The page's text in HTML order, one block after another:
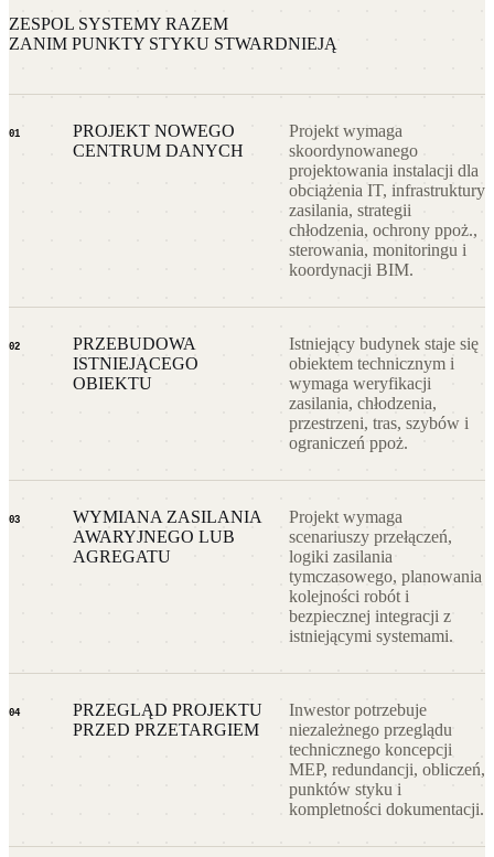
ZESPOL SYSTEMY RAZEM
ZANIM PUNKTY STYKU STWARDNIEJĄ
01
PROJEKT NOWEGO
CENTRUM DANYCH
Projekt wymaga
skoordynowanego
projektowania instalacji dla
obciążenia IT, infrastruktury
zasilania, strategii
chłodzenia, ochrony ppoż.,
sterowania, monitoringu i
koordynacji BIM.
02
PRZEBUDOWA
ISTNIEJĄCEGO
OBIEKTU
Istniejący budynek staje się
obiektem technicznym i
wymaga weryfikacji
zasilania, chłodzenia,
przestrzeni, tras, szybów i
ograniczeń ppoż.
03
WYMIANA ZASILANIA
AWARYJNEGO LUB
AGREGATU
Projekt wymaga
scenariuszy przełączeń,
logiki zasilania
tymczasowego, planowania
kolejności robót i
bezpiecznej integracji z
istniejącymi systemami.
04
PRZEGLĄD PROJEKTU
PRZED PRZETARGIEM
Inwestor potrzebuje
niezależnego przeglądu
technicznego koncepcji
MEP, redundancji, obliczeń,
punktów styku i
kompletności dokumentacji.